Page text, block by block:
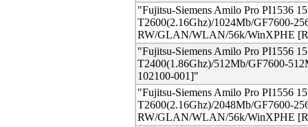
"Fujitsu-Siemens Amilo Pro PI1536
T2600(2.16Ghz)/1024Mb/GF7600-
RW/GLAN/WLAN/56k/WinXPHE
"Fujitsu-Siemens Amilo Pro PI1556
T2400(1.86Ghz)/512Mb/GF7600-
102100-001]"
"Fujitsu-Siemens Amilo Pro PI1556
T2600(2.16Ghz)/2048Mb/GF7600-
RW/GLAN/WLAN/56k/WinXPHE